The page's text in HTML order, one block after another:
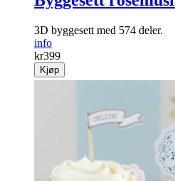
3D byggesett med 574 deler.
info
kr399
Kjøp